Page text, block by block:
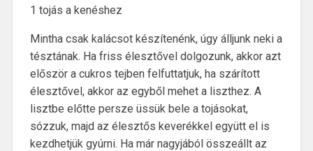
1 tojás a kenéshez
Mintha csak kalácsot készítenénk, úgy álljunk neki a
tésztának. Ha friss élesztővel dolgozunk, akkor azt
először a cukros tejben felfuttatjuk, ha szárított
élesztővel, akkor az egyből mehet a liszthez. A
lisztbe előtte persze üssük bele a tojásokat,
sózzuk, majd az élesztős keverékkel együtt el is
kezdhetjük gyúrni. Ha már nagyjából összeállt az